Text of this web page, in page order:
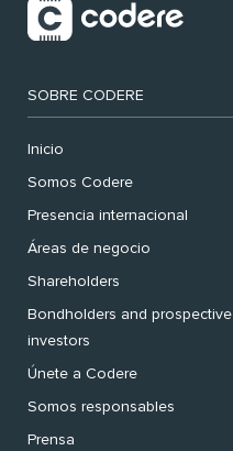
SOBRE CODERE
Inicio
Somos Codere
Presencia internacional
Áreas de negocio
Shareholders
Bondholders and prospective
investors
Únete a Codere
Somos responsables
Prensa